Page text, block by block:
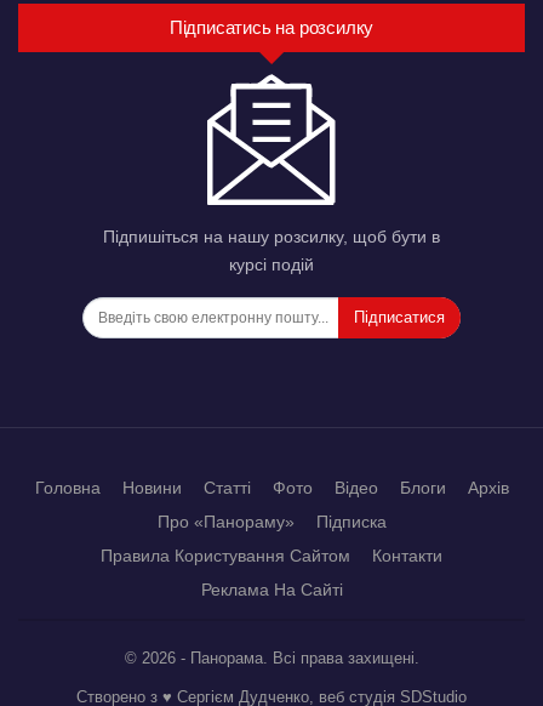
Підписатись на розсилку
Підпишіться на нашу розсилку, щоб бути в
курсі подій
Підписатися
Головна Новини Статті Фото Відео Блоги
Архів
Про «Панораму»
Підписка
Правила Користування Сайтом
Контакти
Реклама На Сайті
© 2026 - Панорама. Всі права захищені.
Створено з ♥ Сергієм Дудченко, веб студія SDStudio